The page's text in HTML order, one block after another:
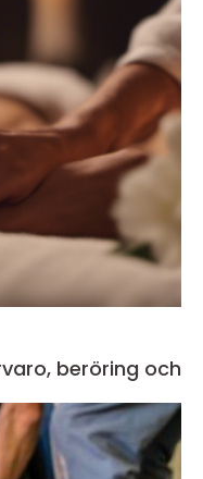
beröring och